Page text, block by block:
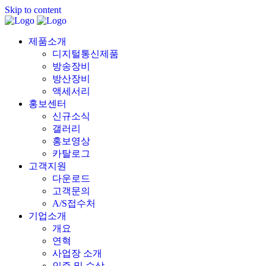
Skip to content
제품소개
디지털통신제품
방송장비
방산장비
액세서리
홍보센터
신규소식
갤러리
홍보영상
카탈로그
고객지원
다운로드
고객문의
A/S접수처
기업소개
개요
연혁
사업장 소개